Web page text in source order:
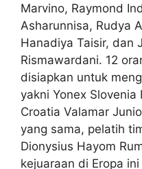
Marvino, Raymond
Asharunnisa, Rudya
Hanadiya Taisir, dan
Rismawardani. 12
disiapkan untuk
yakni Yonex
Croatia Valamar
yang sama, pelatih
Dionysius Hayom
kejuaraan di Eropa